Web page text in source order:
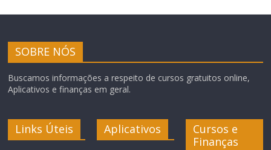
SOBRE NÓS
Buscamos informações a respeito de cursos gratuitos online,
Aplicativos e finanças em geral.
Links Úteis Aplicativos
Cursos e
Finanças